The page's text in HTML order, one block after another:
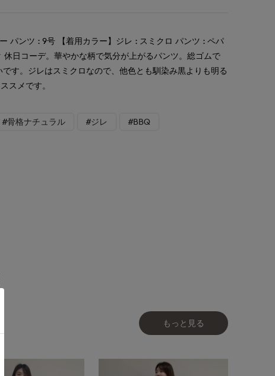
パンツ : 9号 【着用カラー】ジレ : スミクロ パンツ : ペパ
休日コーデ。華やかな柄で気分が上がるパンツ。総ゴムで
す。ジレはスミクロなので、他色とも馴染み黒よりも明る
スメです。
#骨格ナチュラル #ジレ #BBQ
もっと見る